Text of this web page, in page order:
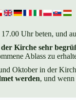
Uhr beten, und
der Kirche sehr
Ablass zu
Oktober in der
werden, und